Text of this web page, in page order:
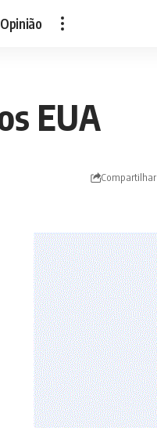
Opinião
EUA
Compartilhar